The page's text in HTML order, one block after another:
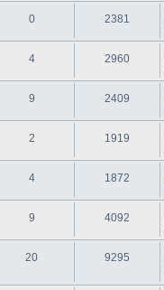
0 2381
4 2960
9 2409
2 1919
4 1872
9 4092
20 9295